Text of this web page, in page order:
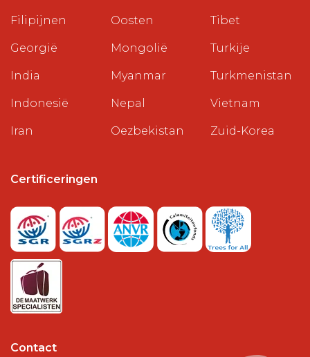
Filipijnen
Georgië
India
Indonesië
Iran
Oosten
Mongolië
Myanmar
Nepal
Oezbekistan
Tibet
Turkije
Turkmenistan
Vietnam
Zuid-Korea
Certificeringen
Contact